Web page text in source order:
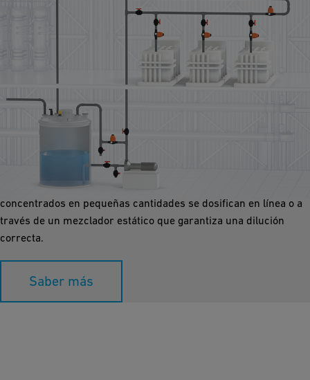
Control de Presión Mecánica
La dosificación y dilución de productos químicos requiere flujos
de trabajo altamente especializados y fiables, especialmente
con productos químicos agresivos. Los productos químicos
concentrados en pequeñas cantidades se dosifican en línea o a
través de un mezclador estático que garantiza una dilución
correcta.
Saber más